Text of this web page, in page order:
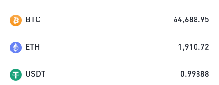
BTC 64,688.95
ETH 1,910.72
USDT 0.99888